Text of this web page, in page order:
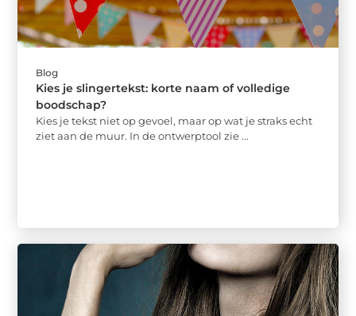
Blog
Kies je slingertekst: korte naam of volledige
boodschap?
Kies je tekst niet op gevoel, maar op wat je straks echt
ziet aan de muur. In de ontwerptool zie ...